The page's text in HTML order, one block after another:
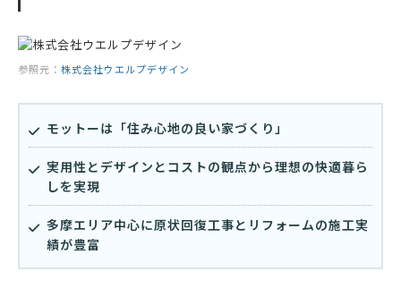
参照元： 株式会社ウエルプデザイン
モットーは「住み心地の良い家づくり」
実用性とデザインとコストの観点から理想の快適暮ら
しを実現
多摩エリア中心に原状回復工事とリフォームの施工実
績が豊富